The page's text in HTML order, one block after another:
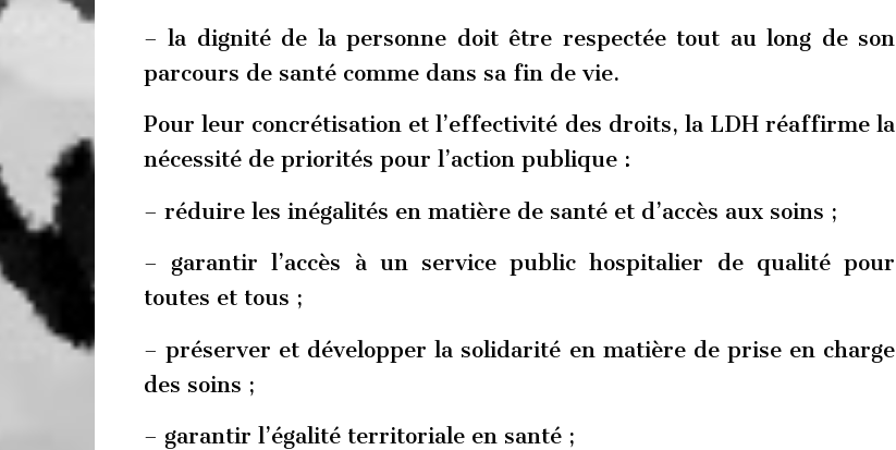
– la dignité de la personne doit être respectée tout au long de son
parcours de santé comme dans sa fin de vie.
Pour leur concrétisation et l’effectivité des droits, la LDH réaffirme la
nécessité de priorités pour l’action publique :
– réduire les inégalités en matière de santé et d’accès aux soins ;
– garantir l’accès à un service public hospitalier de qualité pour
toutes et tous ;
– préserver et développer la solidarité en matière de prise en charge
des soins ;
– garantir l’égalité territoriale en santé ;